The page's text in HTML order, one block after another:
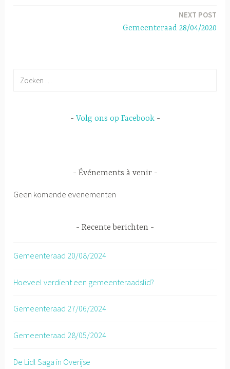
NEXT POST
Gemeenteraad 28/04/2020
Volg ons op Facebook
Événements à venir
Geen komende evenementen
Recente berichten
Gemeenteraad 20/08/2024
Hoeveel verdient een gemeenteraadslid?
Gemeenteraad 27/06/2024
Gemeenteraad 28/05/2024
De Lidl Saga in Overijse